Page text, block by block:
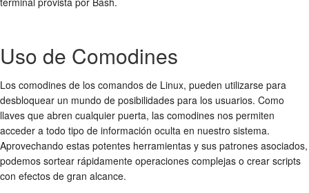
Uso de Comodines
Los comodines de los comandos de Linux, pueden utilizarse para
desbloquear un mundo de posibilidades para los usuarios. Como
llaves que abren cualquier puerta, las comodines nos permiten
acceder a todo tipo de información oculta en nuestro sistema.
Aprovechando estas potentes herramientas y sus patrones asociados,
podemos sortear rápidamente operaciones complejas o crear scripts
con efectos de gran alcance.